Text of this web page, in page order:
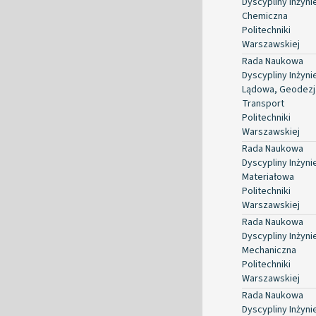
Chemiczna
Politechniki
Warszawskiej
Rada Naukowa
Dyscypliny
Lądowa,
Transport
Politechniki
Warszawskiej
Rada Naukowa
Dyscypliny
Materiałowa
Politechniki
Warszawskiej
Rada Naukowa
Dyscypliny
Mechaniczna
Politechniki
Warszawskiej
Rada Naukowa
Dyscypliny